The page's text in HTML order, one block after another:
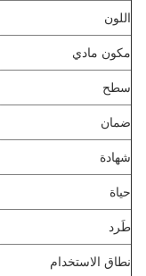
اللون
مكون مادي
سطح
ضمان
شهادة
حياة
طَرد
نطاق الاستخدام